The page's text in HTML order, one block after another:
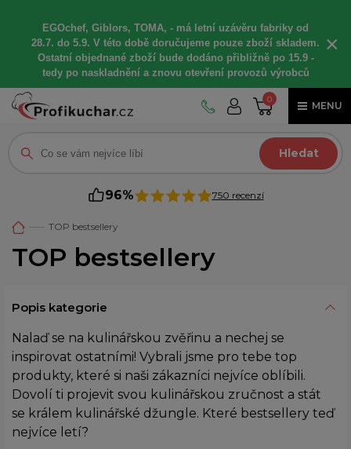
EGOchef, Giblors, TOMA, - má letní uzávěru fabriky od
28.7. do 5.9. V této době doručujeme pouze zboží skladem.
Ostatní objednané zboží bude dodáno přibližně po 15.9 -
tedy po naskladnění a znovu otevření provozů výrobců
×
0
MENU
Hledat
96% 750 recenzí
TOP bestsellery
TOP bestsellery
Popis kategorie
Nalaď se na kulinářskou zvěřinu a nechej se
inspirovat ostatními! Vybrali jsme pro tebe top
produkty, které si naši zákazníci nejvíce oblíbili.
Dovolí ti projevit svou kulinářskou zručnost a stát
se králem kulinářské džungle. Které bestsellery teď
nejvíce letí?